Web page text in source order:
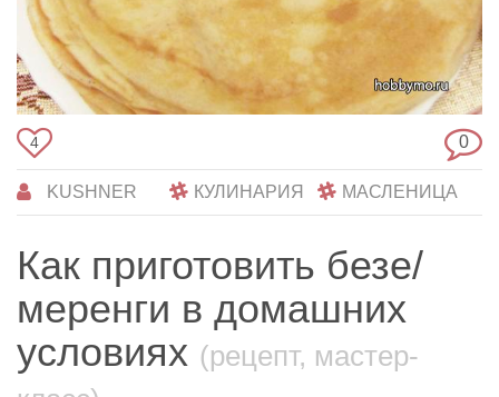
4 0
KUSHNER КУЛИНАРИЯ МАСЛЕНИЦА
Как приготовить безе/
меренги в домашних
условиях (рецепт, мастер-